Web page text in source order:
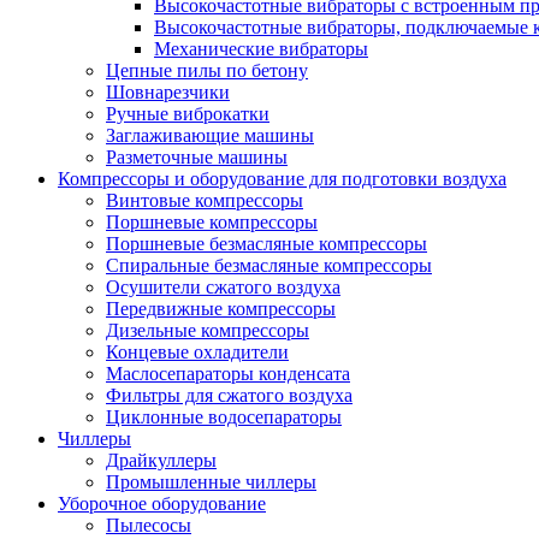
Высокочастотные вибраторы с встроенным
Высокочастотные вибраторы, подключаемые
Механические вибраторы
Цепные пилы по бетону
Шовнарезчики
Ручные виброкатки
Заглаживающие машины
Разметочные машины
Компрессоры и оборудование для подготовки воздуха
Винтовые компрессоры
Поршневые компрессоры
Поршневые безмасляные компрессоры
Спиральные безмасляные компрессоры
Осушители сжатого воздуха
Передвижные компрессоры
Дизельные компрессоры
Концевые охладители
Маслосепараторы конденсата
Фильтры для сжатого воздуха
Циклонные водосепараторы
Чиллеры
Драйкуллеры
Промышленные чиллеры
Уборочное оборудование
Пылесосы